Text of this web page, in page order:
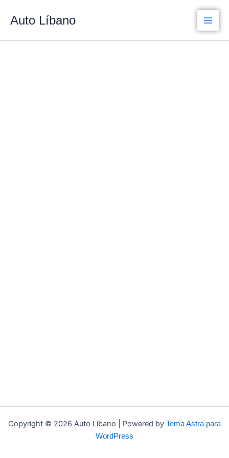
para
conteúdo
Auto Líbano
Copyright © 2026 Auto Líbano | Powered by Tema Astra para
WordPress